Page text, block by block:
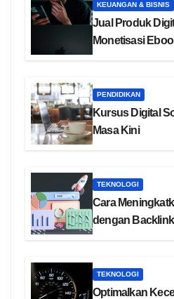
KEUANGAN & BISNIS
Jual Produk
Monetisasi
PENDIDIKAN
Kursus Digital
Masa Kini
TEKNOLOGI
Cara
dengan
TEKNOLOGI
Optimalkan